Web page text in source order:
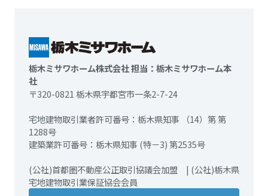
栃木ミサワホーム株式会社 担当：栃木ミサワホーム本
社
〒320-0821 栃木県宇都宮市一条2-7-24
宅地建物取引業者許可番号：栃木県知事 （14）第 第
1288号
建築業許可番号：栃木県知事 (特－3) 第2535号
(公社)首都圏不動産公正取引協議会加盟 | (公社)栃木県
宅地建物取引業保証協会会員